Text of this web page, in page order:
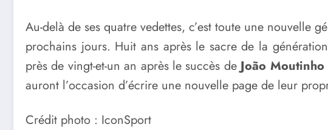
Au-delà de ses quatre vedettes, c’est toute une
prochains jours. Huit ans après le sacre de la
près de vingt-et-un an après le succès de João Moutinho
auront l’occasion d’écrire une nouvelle page de leur
Crédit photo : IconSport